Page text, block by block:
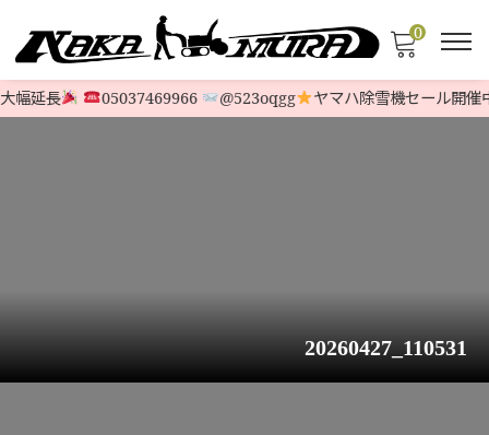
0
延長 05037469966 @523oqgg ヤマハ除雪機セール開催中
20260427_110531